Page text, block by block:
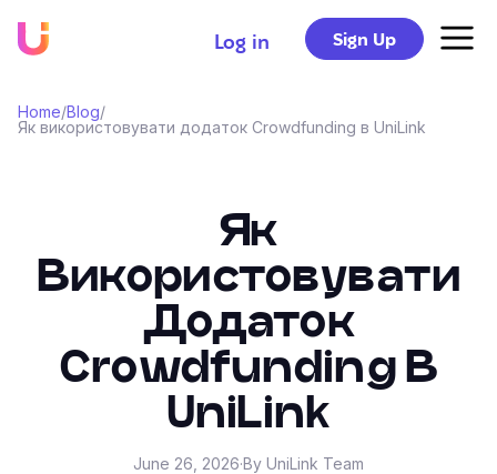
Log in Sign Up
Home/Blog/
Як використовувати додаток Crowdfunding в UniLink
Як
Використовувати
Додаток
Crowdfunding В
UniLink
June 26, 2026·By UniLink Team